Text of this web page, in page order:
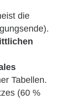
die
Tabellen.
(60 %